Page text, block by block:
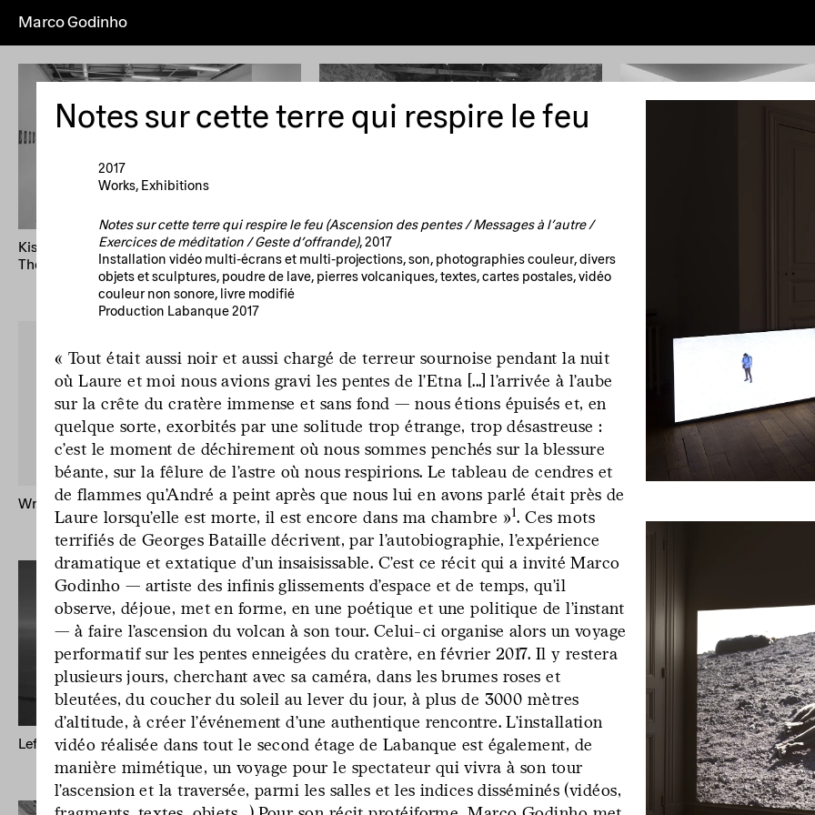
Marco Godinho
Everything Works Exhibitions Publications Poems Texts Deeper
Artist's Year (+) Year (–) A→Z Z→A Random
Kissing The Sun, Touching The Moon, Mixing
The Waters
Written By Water, Luxembourg Pavilion,
58th International Art Exhibition, La
Biennale di Venezia
Written by Water – Publication
Mr Godinho (Bio)
Keong-A Song
Left to Their Own Fate (Odyssey)
Mappa Mundi – Contemporary
Cartographies
in the
refers to the
of writing,
that is
yet full of
Dossier Gestes d’écriture –
Notes sur cette terre qui respire le feu
2017
Works
Exhibitions
Notes sur cette terre qui respire le feu (Ascension des pentes / Messages à l’autre /
Exercices de méditation / Geste d’offrande), 2017
Installation vidéo multi-écrans et multi-projections, son, photographies couleur, divers
objets et sculptures, poudre de lave, pierres volcaniques, textes, cartes postales, vidéo
couleur non sonore, livre modifié
Production Labanque 2017
« Tout était aussi noir et aussi chargé de terreur sournoise pendant la nuit
où Laure et moi nous avions gravi les pentes de l’Etna [...] l’arrivée à l’aube
sur la crête du cratère immense et sans fond — nous étions épuisés et, en
quelque sorte, exorbités par une solitude trop étrange, trop désastreuse :
c’est le moment de déchirement où nous sommes penchés sur la blessure
béante, sur la fêlure de l’astre où nous respirions. Le tableau de cendres et
de flammes qu’André a peint après que nous lui en avons parlé était près de
Laure lorsqu’elle est morte, il est encore dans ma chambre »1. Ces mots
terrifiés de Georges Bataille décrivent, par l’autobiographie, l’expérience
dramatique et extatique d’un insaisissable. C’est ce récit qui a invité Marco
Godinho — artiste des infinis glissements d’espace et de temps, qu’il
observe, déjoue, met en forme, en une poétique et une politique de l’instant
— à faire l’ascension du volcan à son tour. Celui-ci organise alors un voyage
performatif sur les pentes enneigées du cratère, en février 2017. Il y restera
plusieurs jours, cherchant avec sa caméra, dans les brumes roses et
bleutées, du coucher du soleil au lever du jour, à plus de 3000 mètres
d’altitude, à créer l’événement d’une authentique rencontre. L’installation
vidéo réalisée dans tout le second étage de Labanque est également, de
manière mimétique, un voyage pour le spectateur qui vivra à son tour
l’ascension et la traversée, parmi les salles et les indices disséminés (vidéos,